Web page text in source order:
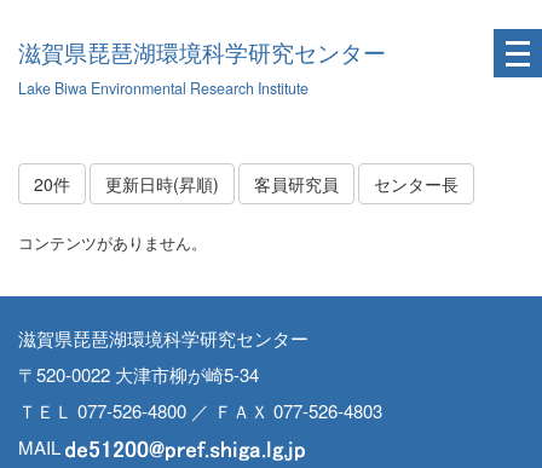
滋賀県琵琶湖環境科学研究センター
Lake Biwa Environmental Research Institute
20件 更新日時(昇順) 客員研究員 センター長
コンテンツがありません。
滋賀県琵琶湖環境科学研究センター
〒520-0022 大津市柳が崎5-34
ＴＥＬ 077-526-4800 ／ ＦＡＸ 077-526-4803
MAIL